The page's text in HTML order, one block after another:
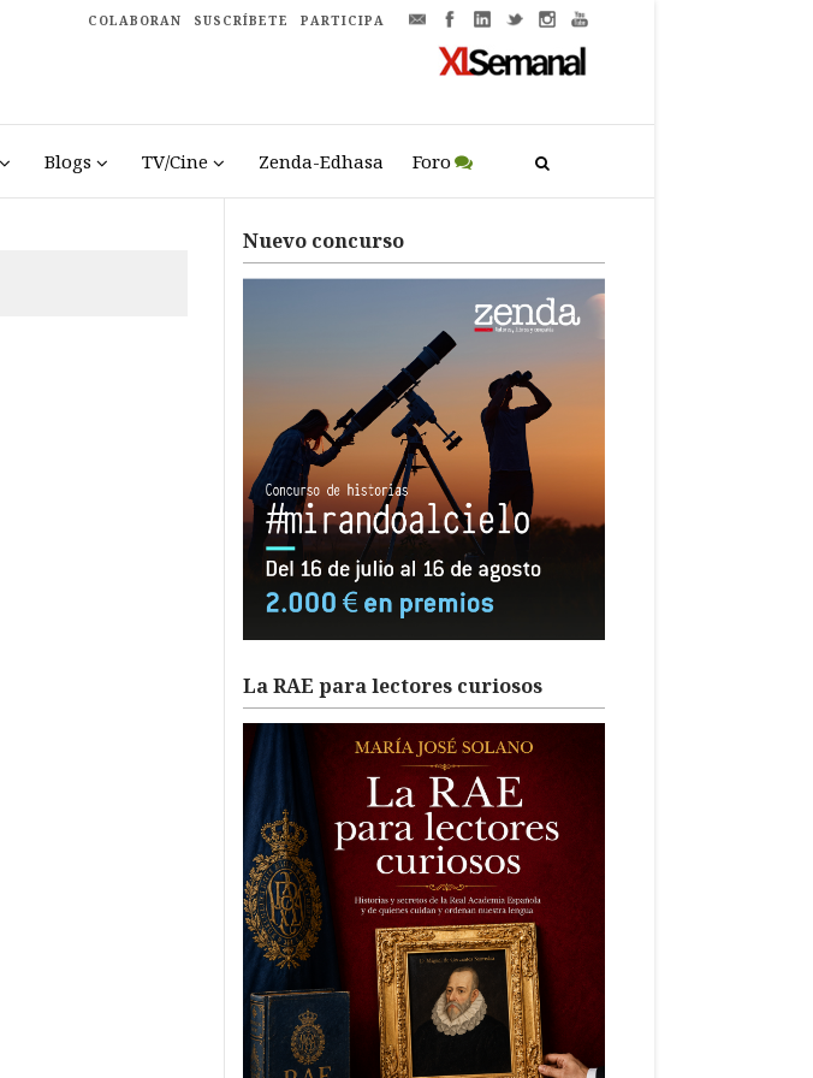
COLABORAN SUSCRÍBETE PARTICIPA
Blogs TV/Cine Zenda-Edhasa Foro
Nuevo concurso
La RAE para lectores curiosos